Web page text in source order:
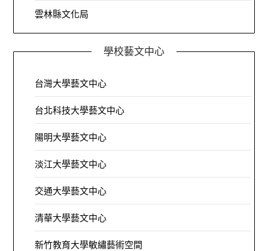
雲林縣文化局
學校藝文中心
台灣大學藝文中心
台北科技大學藝文中心
陽明大學藝文中心
淡江大學藝文中心
交通大學藝文中心
清華大學藝文中心
新竹教育大學敏繡藝術空間